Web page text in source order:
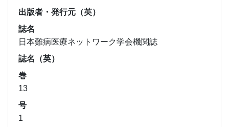
出版者・発行元（英）
誌名
日本難病医療ネットワーク学会機関誌
誌名（英）
巻
13
号
1